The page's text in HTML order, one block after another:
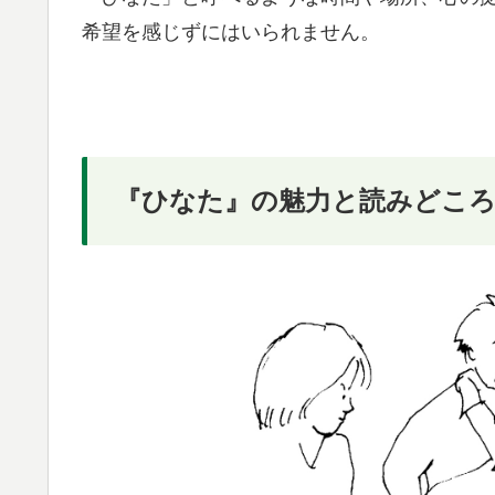
希望を感じずにはいられません。
『ひなた』の魅力と読みどころ